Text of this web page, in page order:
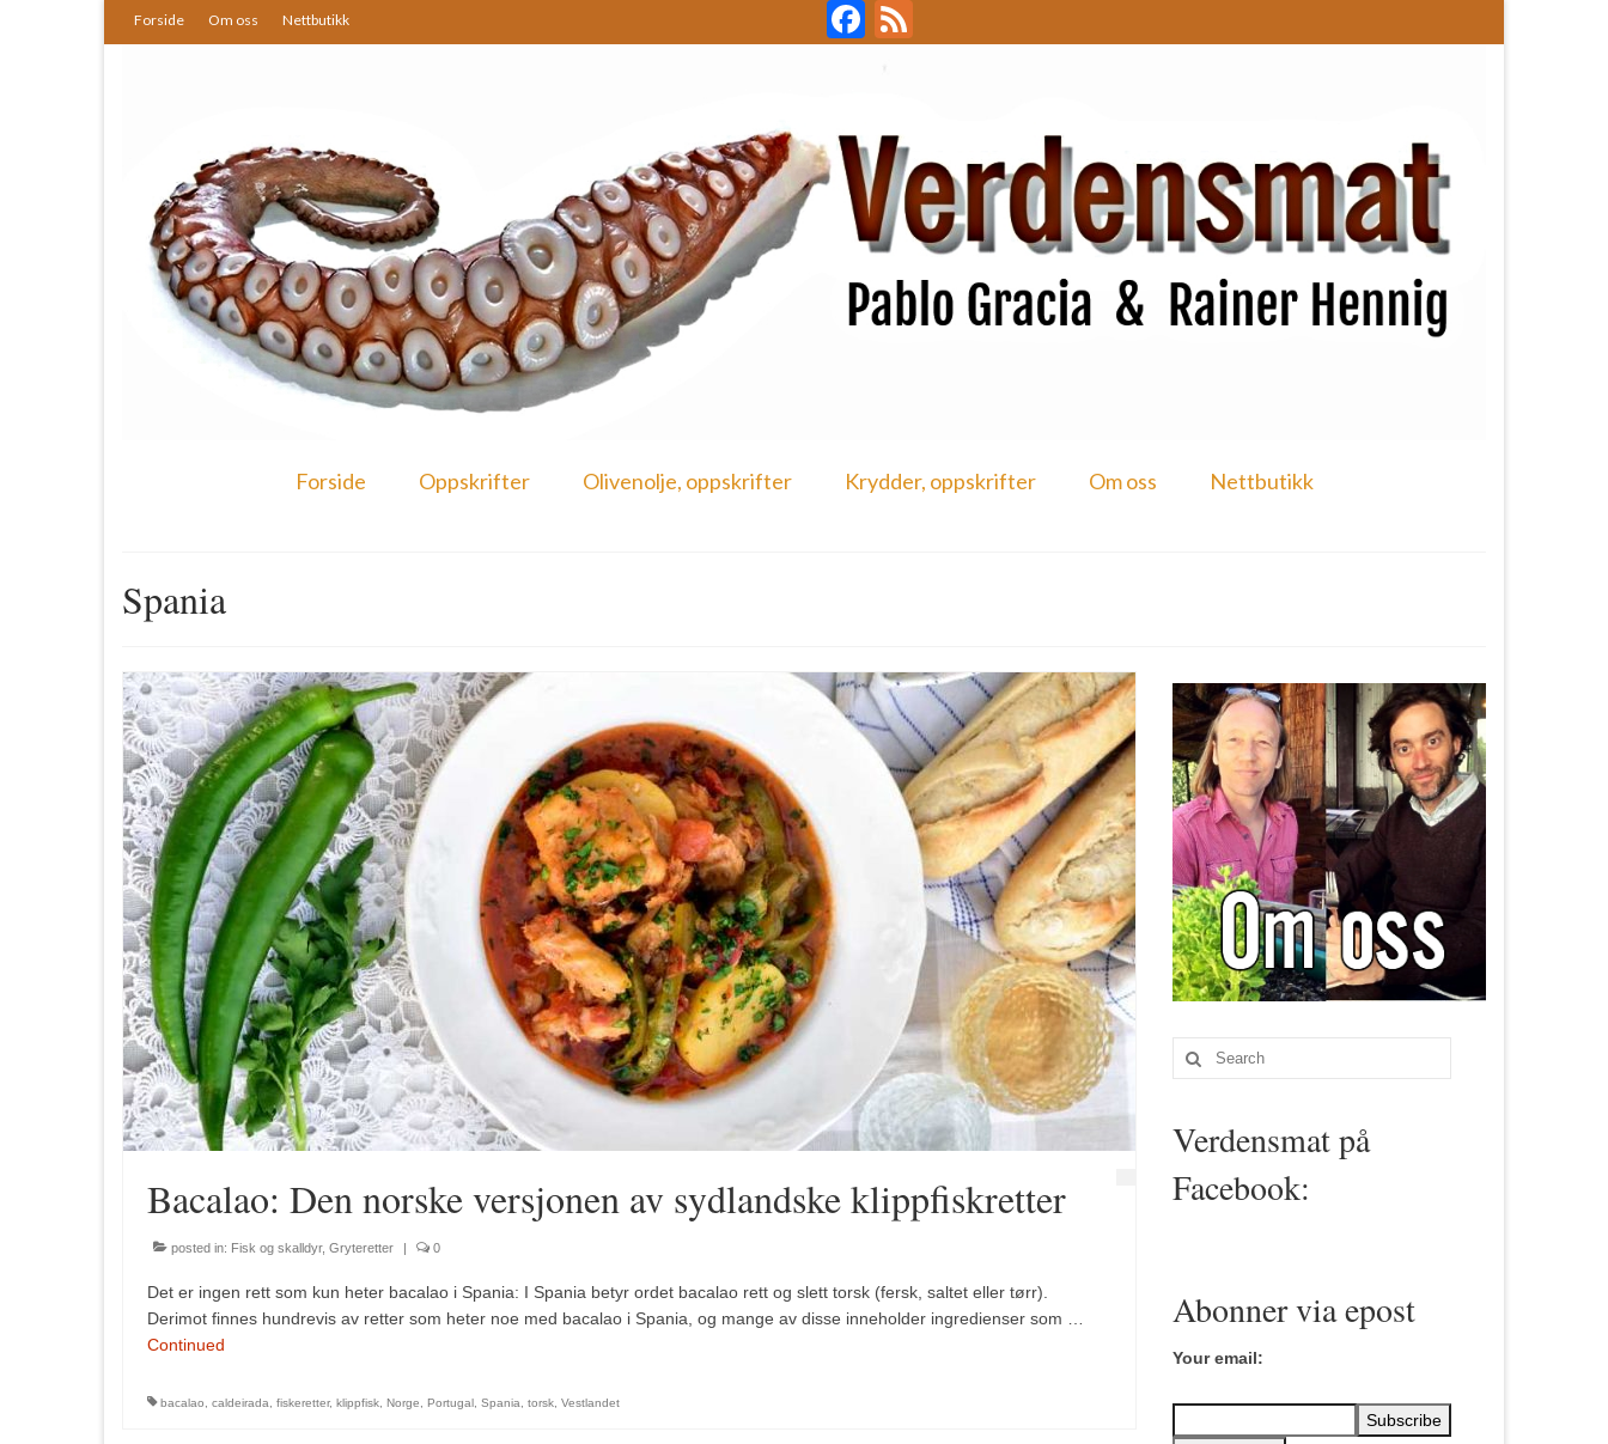
Forside Om oss Nettbutikk Facebook
Forside Oppskrifter Olivenolje, oppskrifter Krydder, oppskrifter Om oss Nettbutikk
Spania
Bacalao: Den norske versjonen av sydlandske klippfiskretter
posted in: Fisk og skalldyr, Gryteretter | 0
Det er ingen rett som kun heter bacalao i Spania: I Spania betyr ordet bacalao rett og slett torsk (fersk, saltet eller tørr).
Derimot finnes hundrevis av retter som heter noe med bacalao i Spania, og mange av disse inneholder ingredienser som …
Continued
bacalao caldeirada fiskeretter, klippfisk Norge Portugal Spania torsk Vestlandet
Search
for:
Verdensmat på
Facebook:
Abonner via epost
Your email: